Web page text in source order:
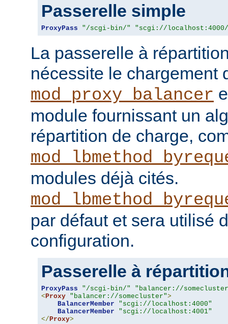
Passerelle simple
ProxyPass "/scgi-bin/" "scgi://
La passerelle à
nécessite le chargement
mod_proxy_balancer
module fournissant un
répartition de charge,
modules déjà cités.
par défaut et sera utilisé
configuration.
Passerelle à
ProxyPass "/scgi-bin/"
"balancer://
< Proxy "balancer://somecluster">
BalancerMember
"scgi://localhost:4000"
BalancerMember
"scgi://localhost:4001"
</ Proxy>